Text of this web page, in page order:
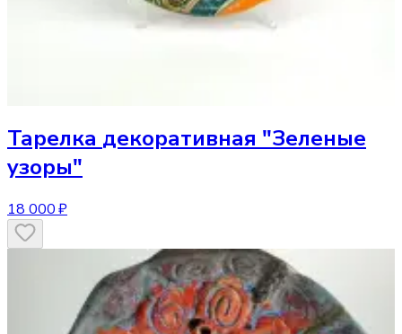
Тарелка декоративная "Зеленые
узоры"
18 000 ₽